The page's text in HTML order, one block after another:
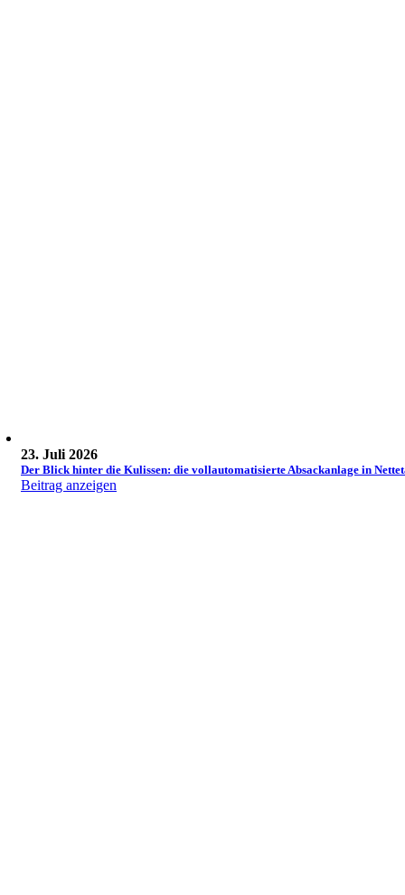
23. Juli 2026
Der Blick hinter die Kulissen: die vollautomatisierte Absackanlage in
Beitrag anzeigen